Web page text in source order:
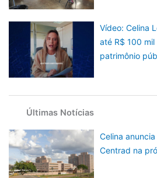
Vídeo: Celina
até R$ 100
patrimônio
Últimas Notícias
Celina
Centrad na